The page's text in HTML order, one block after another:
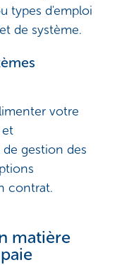
types d'emploi
de système.
votre
gestion des
contrat.
matière